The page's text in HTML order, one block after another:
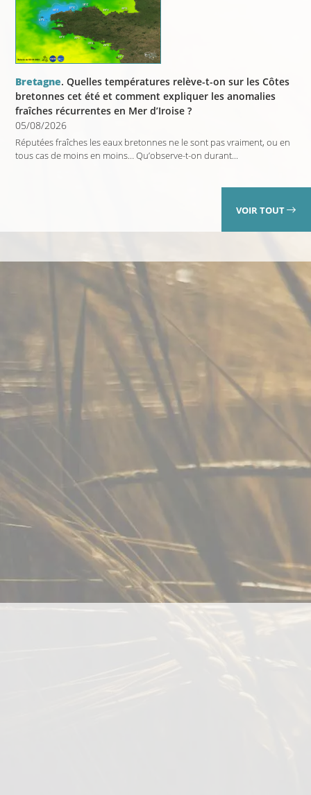
Bretagne. Quelles températures relève-t-on sur les Côtes
bretonnes cet été et comment expliquer les anomalies
fraîches récurrentes en Mer d’Iroise ?
05/08/2026
Réputées fraîches les eaux bretonnes ne le sont pas vraiment, ou en
tous cas de moins en moins… Qu’observe-t-on durant...
VOIR TOUT